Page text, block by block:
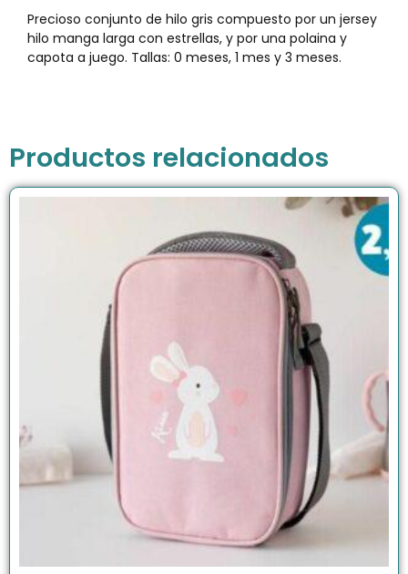
Precioso conjunto de hilo gris compuesto por un jersey
hilo manga larga con estrellas, y por una polaina y
capota a juego. Tallas: 0 meses, 1 mes y 3 meses.
Productos relacionados